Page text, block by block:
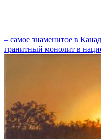
– самое знаменитое в
гранитный монолит в